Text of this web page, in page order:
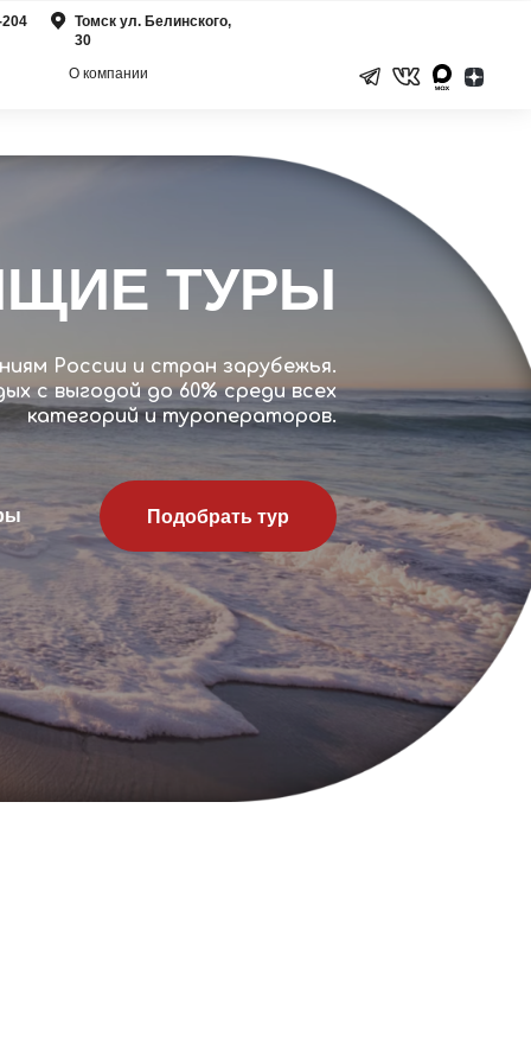
О компании
Томск ул. Белинского,
30
204
ТУРЫ
России и стран зарубежья.
с выгодой до 60% среди всех
категорий и туроператоров.
Подобрать тур